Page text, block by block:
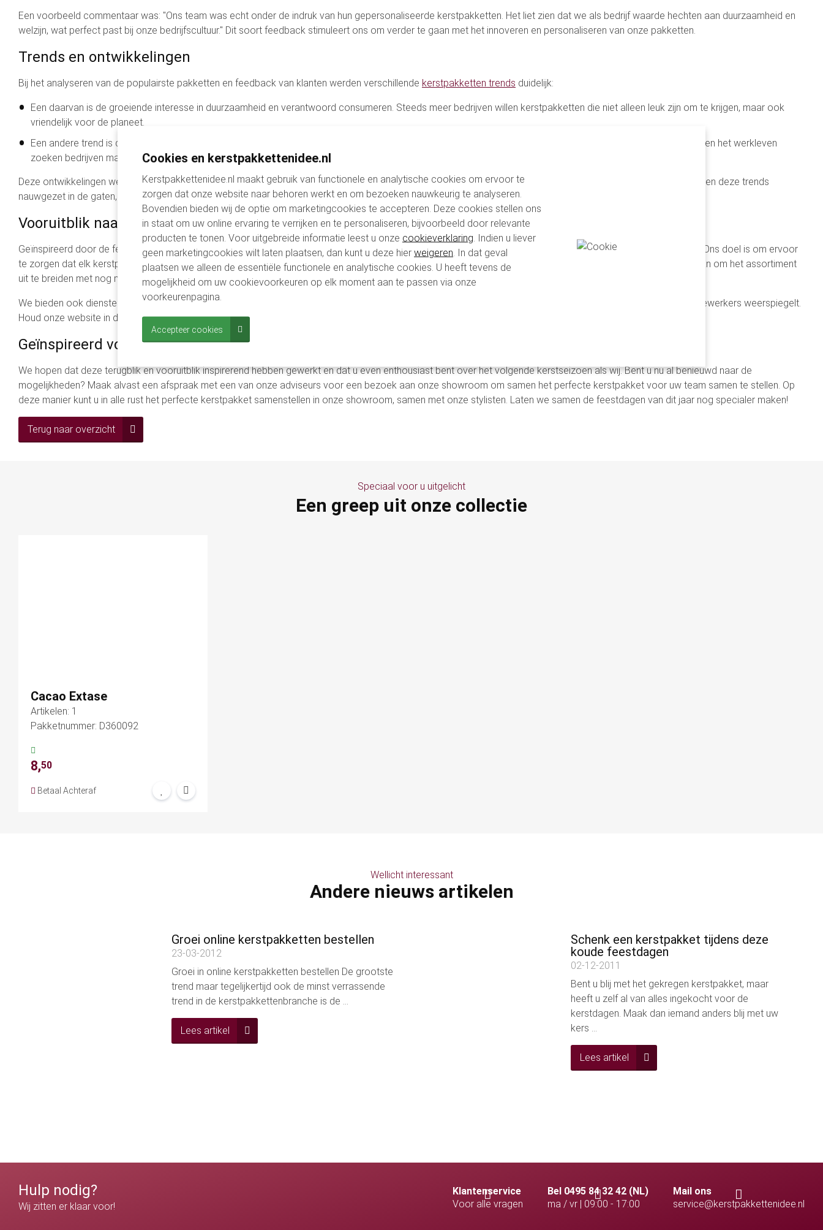
Een voorbeeld commentaar was: "Ons team was echt onder de indruk van hun gepersonaliseerde kerstpakketten. Het liet zien dat we als bedrijf waarde hechten aan duurzaamheid en
welzijn, wat perfect past bij onze bedrijfscultuur." Dit soort feedback stimuleert ons om verder te gaan met het innoveren en personaliseren van onze pakketten.
Trends en ontwikkelingen
Bij het analyseren van de populairste pakketten en feedback van klanten werden verschillende kerstpakketten trends duidelijk:
Een daarvan is de groeiende interesse in duurzaamheid en verantwoord consumeren. Steeds meer bedrijven willen kerstpakketten die niet alleen leuk zijn om te krijgen, maar ook
vriendelijk voor de planeet.
Een andere trend is de behoefte aan pakketten die welzijn en zorg voor de geestelijke gezondheid bevorderen. Met de huidige uitdagingen in de maatschappij en het werkleven
zoeken bedrijven manieren om het belang van zelfzorg en ontspanning te benadrukken.
Deze ontwikkelingen weerspiegelen maatschappelijke verschuivingen waarbij duurzaamheid, welzijn en inclusiviteit steeds meer op de voorgrond treden. Wij houden deze trends
nauwgezet in de gaten, zodat onze toekomstige kerstpakket selecties perfect aansluiten bij onze klanten en hun werknemers, klanten en familie.
Vooruitblik naar het komende jaar
Geïnspireerd door de feedback en trends van het afgelopen jaar, zijn we al druk bezig met het ontwerpen van onze nieuwe collectie kerstpakketten
voor dit jaar. Ons doel is om ervoor
te zorgen dat elk kerstpakket niet alleen een gebaar van waardering is, maar ook een positieve impact heeft op zowel de ontvanger als het milieu. We zijn van plan om het assortiment
uit te breiden met nog meer duurzame producten, wellness artikelen en verschillende opties voor thuiswerkers.
We bieden ook diensten aan voor bedrijven die hun kerstpakketten volledig willen personaliseren, zodat elk pakket de unieke waarden van het bedrijf en zijn medewerkers weerspiegelt.
Houd onze website in de gaten voor sneak peeks van de nieuwe collectie en begin nu alvast met het plannen van de keuze voor uw kerstpakket.
Geïnspireerd voor kerst 2024?
We hopen dat deze terugblik en vooruitblik inspirerend hebben gewerkt en dat u even enthousiast bent over het volgende kerstseizoen als wij. Bent u nu al benieuwd naar de
mogelijkheden? Maak alvast een afspraak met een van onze adviseurs voor een bezoek aan onze showroom om samen het perfecte kerstpakket voor uw team samen te stellen. Op
deze manier kunt u in alle rust het perfecte kerstpakket samenstellen in onze showroom, samen met onze stylisten. Laten we samen de feestdagen van dit jaar nog specialer maken!
Terug naar overzicht
Speciaal voor u uitgelicht
Een greep uit onze collectie
Cacao Extase
Artikelen: 1
Pakketnummer: D360092
8,50
Betaal Achteraf
Wellicht interessant
Andere nieuws artikelen
Groei online kerstpakketten bestellen
23-03-2012
Groei in online kerstpakketten bestellen De grootste
trend maar tegelijkertijd ook de minst verrassende
trend in de kerstpakkettenbranche is de ...
Lees artikel
Schenk een kerstpakket tijdens deze
koude feestdagen
02-12-2011
Bent u blij met het gekregen kerstpakket, maar
heeft u zelf al van alles ingekocht voor de
kerstdagen. Maak dan iemand anders blij met uw
kers ...
Lees artikel
Hulp nodig?
Wij zitten er klaar voor!
Klantenservice
Voor alle vragen
Bel 0495 84 32 42 (NL)
ma / vr | 09:00 - 17:00
Mail ons
service@kerstpakkettenidee.nl
Cookies en kerstpakkettenidee.nl
Kerstpakkettenidee.nl maakt gebruik van functionele en analytische cookies om ervoor te
zorgen dat onze website naar behoren werkt en om bezoeken nauwkeurig te analyseren.
Bovendien bieden wij de optie om marketingcookies te accepteren. Deze cookies stellen ons
in staat om uw online ervaring te verrijken en te personaliseren, bijvoorbeeld door relevante
producten te tonen. Voor uitgebreide informatie leest u onze cookieverklaring . Indien u liever
geen marketingcookies wilt laten plaatsen, dan kunt u deze hier weigeren . In dat geval
plaatsen we alleen de essentiële functionele en analytische cookies. U heeft tevens de
mogelijkheid om uw cookievoorkeuren op elk moment aan te passen via onze
voorkeurenpagina.
Accepteer cookies